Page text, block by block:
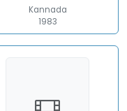
Kannada
1983